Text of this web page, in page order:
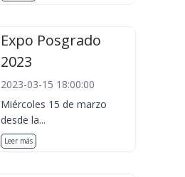
Expo Posgrado
2023
2023-03-15 18:00:00
Miércoles 15 de marzo
desde la...
Leer más